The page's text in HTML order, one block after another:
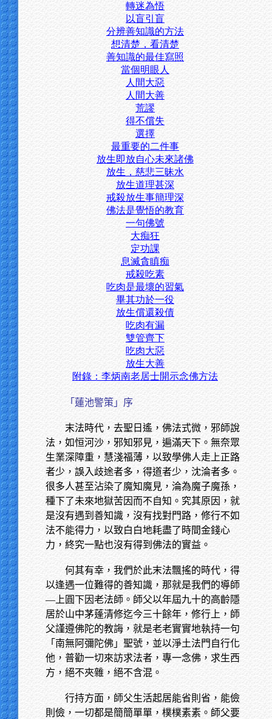
轉迷為悟
以盲引盲
分辨善知識的方法
想清楚，看清楚
善知識的最佳寫照
當個明眼人
人間大惡
人間大善
荒謬
得不償失
選擇
最重要的二件事
放生即放自心未來諸佛
放生，慈悲三昧水
放生道理甚深
戒殺放生事簡理深
佛法是覺悟的教育
一句佛號
大痴狂
定功課
息滅貪瞋痴
戒殺吃素
吃肉是最壞的習氣
畢其功於一役
放生償還殺債
吃肉有漏
雙管齊下
吃肉大惡
放生大善
附錄：李炳南老居士開示念佛方法
「蓮池警策」序
末法時代，去聖日遙，佛法式微，邪師說
法，如恒河沙，邪知邪見，遍滿天下。無奈眾
生業深障重，慧淺福薄，以致學佛人走上正路
者少，誤入歧途者多，得道者少，沈淪者多。
很多人甚至沾染了魔知魔見，淪為魔子魔孫，
種下了未來地獄苦因而不自知。究其原因，就
是沒有遇到善知識，沒有找對門路，修行不如
法不能得力，以致白白地耗盡了時間金錢心
力，終究一點也沒有得到佛法的實益。
何其有幸，我們於此末法飄搖的時代，得
以逢遇一位難得的善知識，那就是我們的導師
—上圓下因老法師。師父以年屆九十的高齡隱
居於山中茅蓬清修迄今三十餘年，修行上，師
父謹遵佛陀的教誨，就是老老實實地執持一句
「南無阿彌陀佛」聖號，並以淨土法門自行化
他，普勸一切來訪求法者，專一念佛，求生西
方，絕不夾雜，絕不含混。
行持方面，師父生活起居能省則省，能儉
則儉，一切都是簡簡單單，樸樸素素。師父要